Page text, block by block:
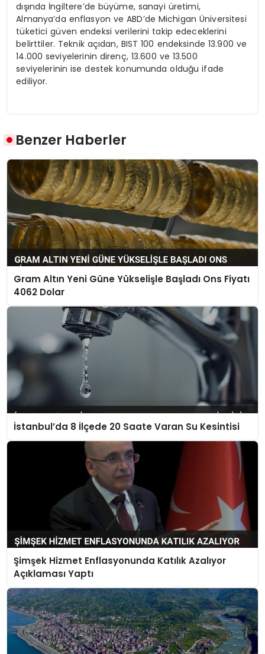
dışında İngiltere’de büyüme, sanayi üretimi,
Almanya’da enflasyon ve ABD’de Michigan Üniversitesi
tüketici güven endeksi verilerini takip edeceklerini
belirttiler. Teknik açıdan, BIST 100 endeksinde 13.900 ve
14.000 seviyelerinin direnç, 13.600 ve 13.500
seviyelerinin ise destek konumunda olduğu ifade
ediliyor.
Benzer Haberler
Gram Altın Yeni Güne Yükselişle Başladı Ons Fiyatı
4062 Dolar
İstanbul’da 8 İlçede 20 Saate Varan Su Kesintisi
Şimşek Hizmet Enflasyonunda Katılık Azalıyor
Açıklaması Yaptı